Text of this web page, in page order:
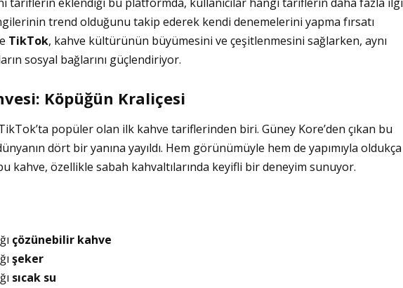
trend olduğunu takip ederek kendi denemelerini yapma fırsatı
TikTok, kahve kültürünün büyümesini ve çeşitlenmesini sağlarken, aynı
sosyal bağlarını güçlendiriyor.
Köpüğün Kraliçesi
popüler olan ilk kahve tariflerinden biri. Güney Kore’den çıkan bu
dört bir yanına yayıldı. Hem görünümüyle hem de yapımıyla oldukça
kahve, özellikle sabah kahvaltılarında keyifli bir deneyim sunuyor.
çözünebilir kahve
şeker
sıcak su